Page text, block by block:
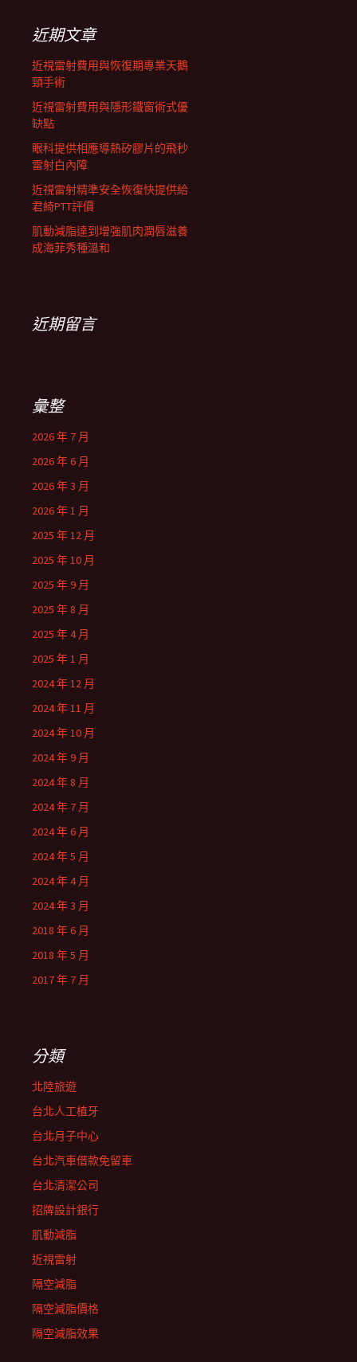
列近期文章
近視雷射費用與恢復期專業天鵝
頸手術
近視雷射費用與隱形鐵窗術式優
缺點
眼科提供相應導熱矽膠片的飛秒
雷射白內障
近視雷射精準安全恢復快提供給
君綺PTT評價
肌動減脂達到增強肌肉潤唇滋養
成海菲秀種溫和
近期留言
彙整
2026 年 7 月
2026 年 6 月
2026 年 3 月
2026 年 1 月
2025 年 12 月
2025 年 10 月
2025 年 9 月
2025 年 8 月
2025 年 4 月
2025 年 1 月
2024 年 12 月
2024 年 11 月
2024 年 10 月
2024 年 9 月
2024 年 8 月
2024 年 7 月
2024 年 6 月
2024 年 5 月
2024 年 4 月
2024 年 3 月
2018 年 6 月
2018 年 5 月
2017 年 7 月
分類
北陸旅遊
台北人工植牙
台北月子中心
台北汽車借款免留車
台北清潔公司
招牌設計銀行
肌動減脂
近視雷射
隔空減脂
隔空減脂價格
隔空減脂效果